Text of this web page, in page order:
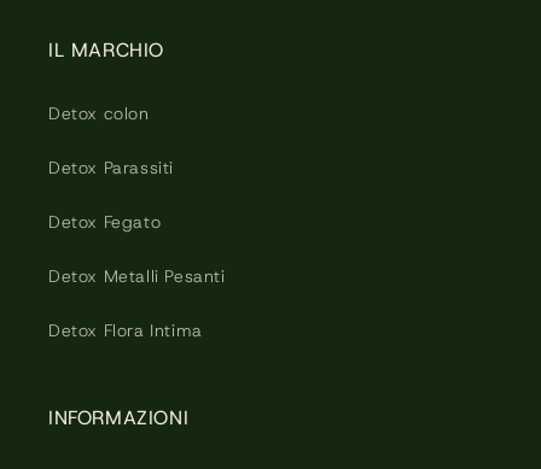
IL MARCHIO
Detox colon
Detox Parassiti
Detox Fegato
Detox Metalli Pesanti
Detox Flora Intima
INFORMAZIONI